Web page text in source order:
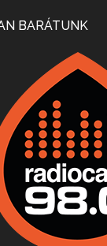
Apr 24,
Apr 17,
Apr 9,
BARÁTUNK